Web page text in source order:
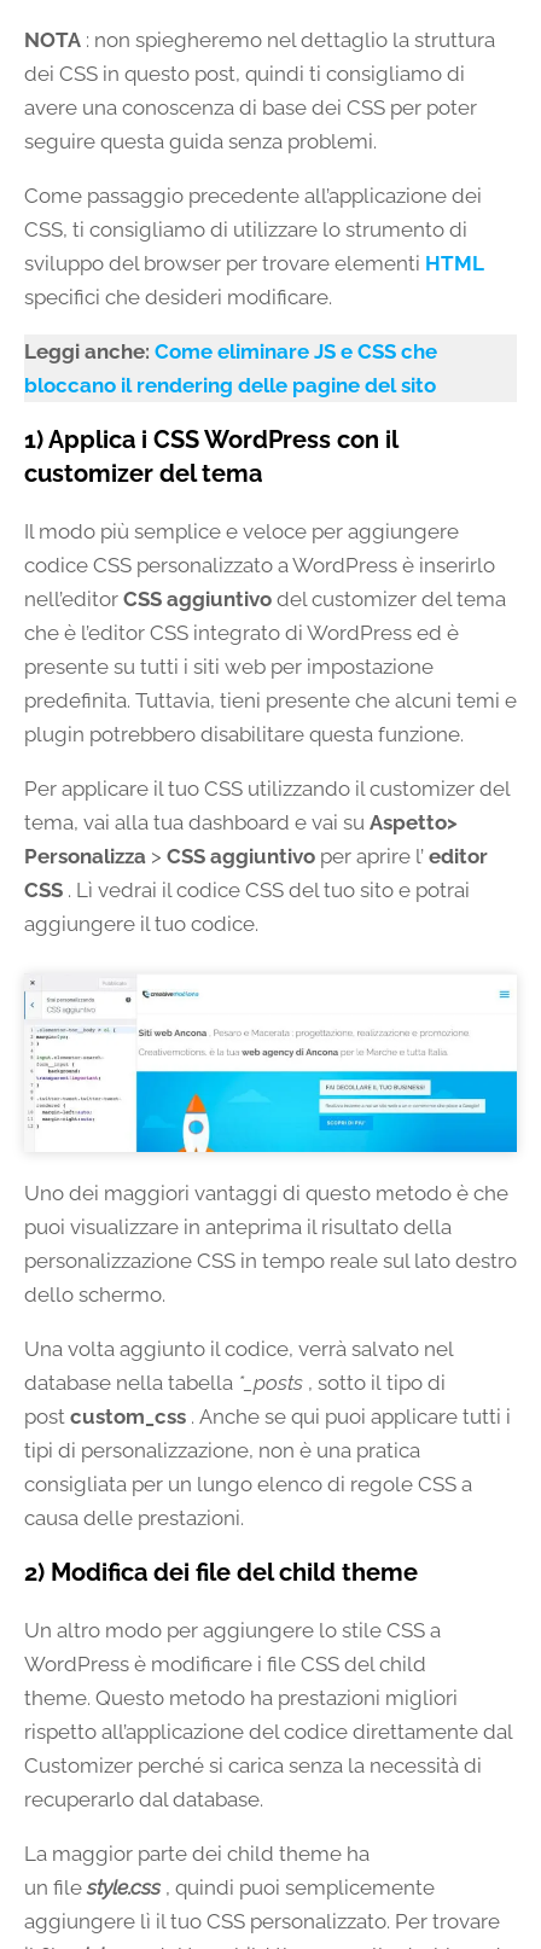
NOTA : non spiegheremo nel dettaglio la struttura
dei CSS in questo post, quindi ti consigliamo di
avere una conoscenza di base dei CSS per poter
seguire questa guida senza problemi.
Come passaggio precedente all’applicazione dei
CSS, ti consigliamo di utilizzare lo strumento di
sviluppo del browser per trovare elementi HTML
specifici che desideri modificare.
Leggi anche: Come eliminare JS e CSS che
bloccano il rendering delle pagine del sito
1) Applica i CSS WordPress con il
customizer del tema
Il modo più semplice e veloce per aggiungere
codice CSS personalizzato a WordPress è inserirlo
nell’editor CSS aggiuntivo del customizer del tema
che è l’editor CSS integrato di WordPress ed è
presente su tutti i siti web per impostazione
predefinita. Tuttavia, tieni presente che alcuni temi e
plugin potrebbero disabilitare questa funzione.
Per applicare il tuo CSS utilizzando il customizer del
tema, vai alla tua dashboard e vai su Aspetto>
Personalizza > CSS aggiuntivo per aprire l’ editor
CSS . Lì vedrai il codice CSS del tuo sito e potrai
aggiungere il tuo codice.
Uno dei maggiori vantaggi di questo metodo è che
puoi visualizzare in anteprima il risultato della
personalizzazione CSS in tempo reale sul lato destro
dello schermo.
Una volta aggiunto il codice, verrà salvato nel
database nella tabella *_posts , sotto il tipo di
post custom_css . Anche se qui puoi applicare tutti i
tipi di personalizzazione, non è una pratica
consigliata per un lungo elenco di regole CSS a
causa delle prestazioni.
2) Modifica dei file del child theme
Un altro modo per aggiungere lo stile CSS a
WordPress è modificare i file CSS del child
theme. Questo metodo ha prestazioni migliori
rispetto all’applicazione del codice direttamente dal
Customizer perché si carica senza la necessità di
recuperarlo dal database.
La maggior parte dei child theme ha
un filestyle.css, quindi puoi semplicemente
aggiungere lì il tuo CSS personalizzato. Per trovare